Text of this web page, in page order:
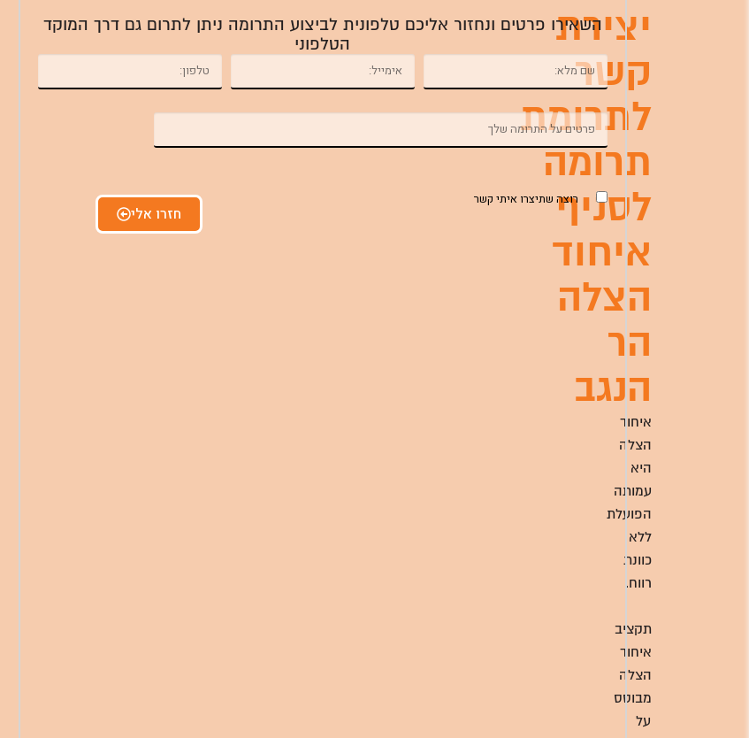
יצירת
קשר
לתרומת
תרומה
לסניף
איחוד
הצלה
הר
הנגב
איחוד
הצלה
היא
עמותה
הפועלת
ללא
כוונת
רווח.
תקציב
איחוד
הצלה
מבוסס
על
השאירו פרטים ונחזור אליכם טלפונית לביצוע התרומה ניתן לתרום גם דרך המוקד
הטלפוני
רוצה שתיצרו איתי קשר
חזרו אלי